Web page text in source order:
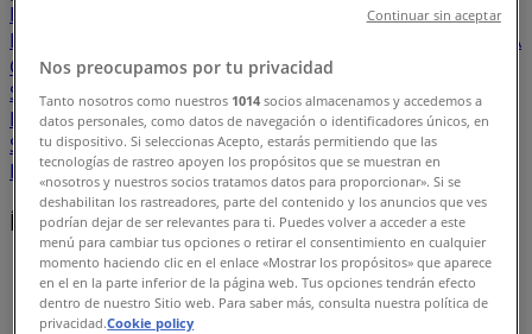
Destacados
Departamentales
El Regreso A
Clases HogarFarmacias y
SaludElectrónicaFerreteríasSalud y
BellezaRestaurantesAutosBancos y
ServiciosDeporteLibrerías y PapeleríasOcioNiños
EntretenimientoÓpticas
Índice de ofertas en Nuevo México (Jalisco)
Tiendeo en Nuevo México (Jalisco)»
Índice de ofertas
Nos preocupamos por tu privacidad
Tanto nosotros como nuestros 1014 socios almacenamos y accedemos a
datos personales, como datos de navegación o identificadores únicos, en
tu dispositivo. Si seleccionas Acepto, estarás permitiendo que las
tecnologías de rastreo apoyen los propósitos que se muestran en
«nosotros y nuestros socios tratamos datos para proporcionar». Si se
deshabilitan los rastreadores, parte del contenido y los anuncios que ves
podrían dejar de ser relevantes para ti. Puedes volver a acceder a este
menú para cambiar tus opciones o retirar el consentimiento en cualquier
momento haciendo clic en el enlace «Mostrar los propósitos» que aparece
en el en la parte inferior de la página web. Tus opciones tendrán efecto
dentro de nuestro Sitio web. Para saber más, consulta nuestra política de
privacidad.Cookie policy
Continuar sin aceptar